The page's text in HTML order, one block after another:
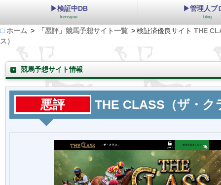
▶検証中DB
kensyou
▶管理人ブ
blog
ホーム 「悪評」競馬予想サイト一覧 検証済優良サイト THE
ス）
競馬予想サイト情報
悪評 THE CLASS（ザ・ク